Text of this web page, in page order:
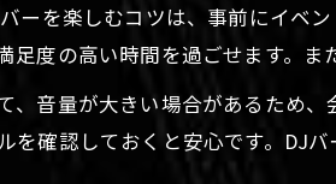
ーを楽しむコツは、事前にイベ
足度の高い時間を過ごせます。
、音量が大きい場合があるため
を確認しておくと安心です。DJ